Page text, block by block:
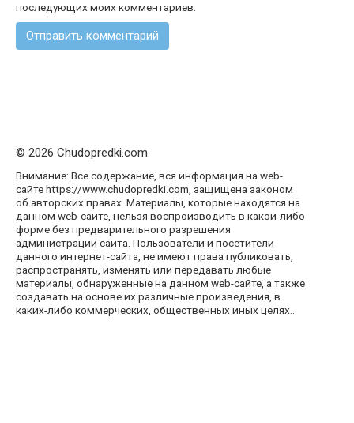
последующих моих комментариев.
© 2026 Chudopredki.com
Внимание: Все содержание, вся информация на web-
сайте https://www.chudopredki.com, защищена законом
об авторских правах. Материалы, которые находятся на
данном web-сайте, нельзя воспроизводить в какой-либо
форме без предварительного разрешения
администрации сайта. Пользователи и посетители
данного интернет-сайта, не имеют права публиковать,
распространять, изменять или передавать любые
материалы, обнаруженные на данном web-сайте, а также
создавать на основе их различные произведения, в
каких-либо коммерческих, общественных иных целях..